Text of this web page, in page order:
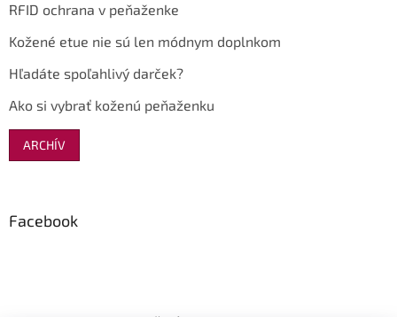
RFID ochrana v peňaženke
Kožené etue nie sú len módnym doplnkom
Hľadáte spoľahlivý darček?
Ako si vybrať koženú peňaženku
ARCHÍV
Facebook